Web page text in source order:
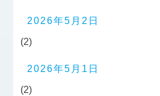
2026年5月2日
(2)
2026年5月1日
(2)